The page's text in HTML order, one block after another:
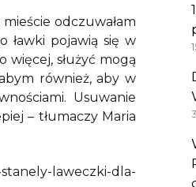
odczuwałam
ławki pojawią się w
służyć mogą
również, aby w
Usuwanie
– tłumaczy Maria
laweczki-dla-